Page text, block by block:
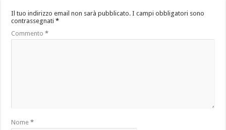
Il tuo indirizzo email non sarà pubblicato. I campi obbligatori sono
contrassegnati*
Commento*
Nome*